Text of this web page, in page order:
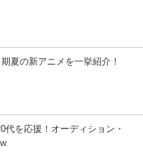
夏の新アニメを一挙紹介！
代を応援！オーディション・